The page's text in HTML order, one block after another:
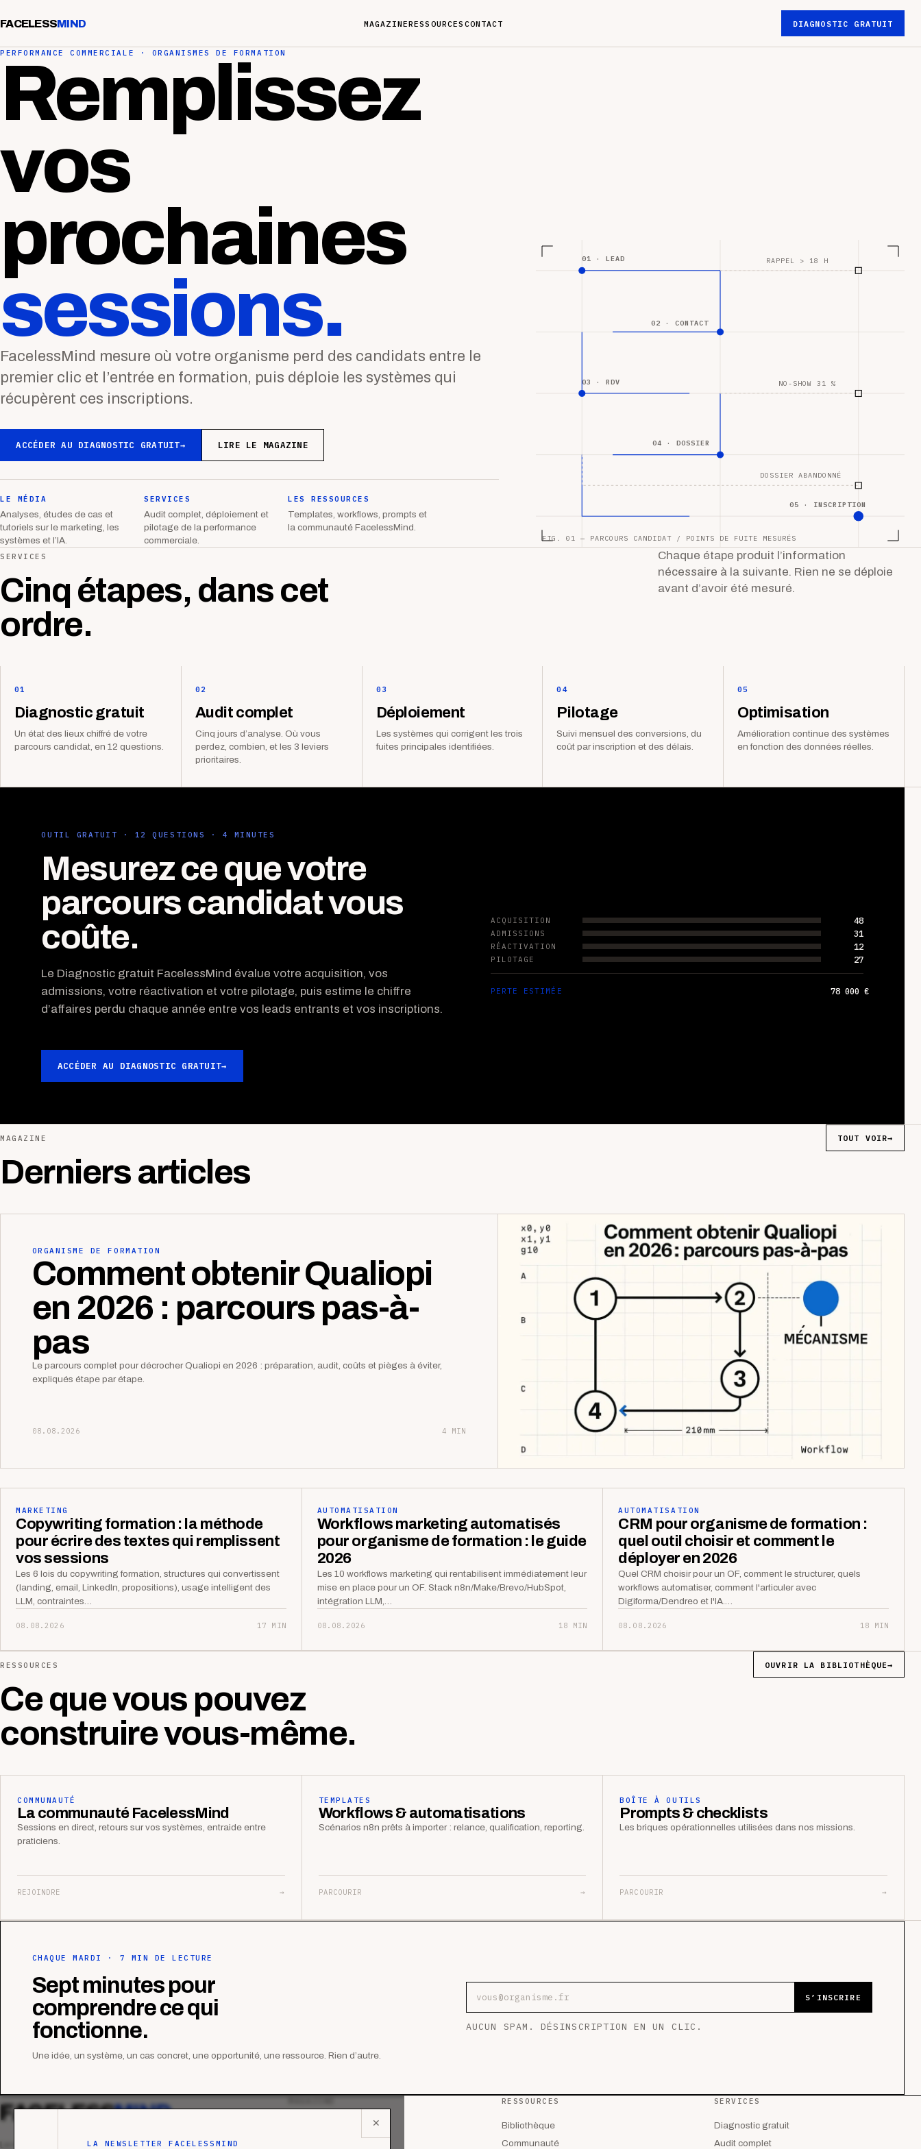
FACELESSMIND MAGAZINERESSOURCES CONTACT DIAGNOSTIC GRATUIT
PERFORMANCE COMMERCIALE · ORGANISMES DE FORMATION
Remplissez
vos
prochaines
sessions.
FacelessMind mesure où votre organisme perd des candidats entre le
premier clic et l’entrée en formation, puis déploie les systèmes qui
récupèrent ces inscriptions.
ACCÉDER AU DIAGNOSTIC GRATUIT→ LIRE LE MAGAZINE
LE MÉDIA
Analyses, études de cas et
tutoriels sur le marketing, les
systèmes et l’IA.
SERVICES
Audit complet, déploiement et
pilotage de la performance
commerciale.
LES RESSOURCES
Templates, workflows, prompts et
la communauté FacelessMind.
01 · LEAD
02 · CONTACT
03 · RDV
04 · DOSSIER
05 · INSCRIPTION
RAPPEL > 18 H
NO-SHOW 31 %
DOSSIER ABANDONNÉ
FIG. 01 — PARCOURS CANDIDAT / POINTS DE FUITE MESURÉS
SERVICES
Cinq étapes, dans cet
ordre.
Chaque étape produit l’information
nécessaire à la suivante. Rien ne se déploie
avant d’avoir été mesuré.
01
Diagnostic gratuit
Un état des lieux chiffré de votre
parcours candidat, en 12 questions.
02
Audit complet
Cinq jours d’analyse. Où vous
perdez, combien, et les 3 leviers
prioritaires.
03
Déploiement
Les systèmes qui corrigent les trois
fuites principales identifiées.
04
Pilotage
Suivi mensuel des conversions, du
coût par inscription et des délais.
05
Optimisation
Amélioration continue des systèmes
en fonction des données réelles.
OUTIL GRATUIT · 12 QUESTIONS · 4 MINUTES
Mesurez ce que votre
parcours candidat vous
coûte.
Le Diagnostic gratuit FacelessMind évalue votre acquisition, vos
admissions, votre réactivation et votre pilotage, puis estime le chiffre
d’affaires perdu chaque année entre vos leads entrants et vos inscriptions.
ACCÉDER AU DIAGNOSTIC GRATUIT→
ACQUISITION 48
ADMISSIONS 31
RÉACTIVATION 12
PILOTAGE 27
PERTE ESTIMÉE 78 000 €
MAGAZINE
Derniers articles
TOUT VOIR→
ORGANISME DE FORMATION
Comment obtenir Qualiopi
en 2026 : parcours pas-à-
pas
Le parcours complet pour décrocher Qualiopi en 2026 : préparation, audit, coûts et pièges à éviter,
expliqués étape par étape.
08.08.2026 4 MIN
MARKETING
Copywriting formation : la méthode
pour écrire des textes qui remplissent
vos sessions
Les 6 lois du copywriting formation, structures qui convertissent
(landing, email, LinkedIn, propositions), usage intelligent des
LLM, contraintes…
08.08.2026 17 MIN
AUTOMATISATION
Workflows marketing automatisés
pour organisme de formation : le guide
2026
Les 10 workflows marketing qui rentabilisent immédiatement leur
mise en place pour un OF. Stack n8n/Make/Brevo/HubSpot,
intégration LLM,…
08.08.2026 18 MIN
AUTOMATISATION
CRM pour organisme de formation :
quel outil choisir et comment le
déployer en 2026
Quel CRM choisir pour un OF, comment le structurer, quels
workflows automatiser, comment l'articuler avec
Digiforma/Dendreo et l'IA.…
08.08.2026 18 MIN
RESSOURCES
Ce que vous pouvez
construire vous-même.
OUVRIR LA BIBLIOTHÈQUE→
COMMUNAUTÉ
La communauté FacelessMind
Sessions en direct, retours sur vos systèmes, entraide entre
praticiens.
REJOINDRE →
TEMPLATES
Workflows & automatisations
Scénarios n8n prêts à importer : relance, qualification, reporting.
PARCOURIR →
BOÎTE À OUTILS
Prompts & checklists
Les briques opérationnelles utilisées dans nos missions.
PARCOURIR →
CHAQUE MARDI · 7 MIN DE LECTURE
Sept minutes pour
comprendre ce qui
fonctionne.
Une idée, un système, un cas concret, une opportunité, une ressource. Rien d’autre.
Adresse e-mail
S’INSCRIRE
AUCUN SPAM. DÉSINSCRIPTION EN UN CLIC.
✕
LA NEWSLETTER FACELESSMIND
FACELESSMIND
Le média qui mesurent la performance
RESSOURCES
Bibliothèque
Communauté
SERVICES
Diagnostic gratuit
Audit complet